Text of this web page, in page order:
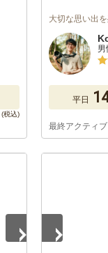
大切な思い出
平日
最終アクティ